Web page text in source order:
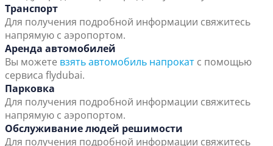
Транспорт
Для получения подробной информации свяжитесь
напрямую с аэропортом.
Аренда автомобилей
Вы можете взять автомобиль напрокат с помощью
сервиса flydubai.
Парковка
Для получения подробной информации свяжитесь
напрямую с аэропортом.
Обслуживание людей решимости
Для получения подробной информации свяжитесь